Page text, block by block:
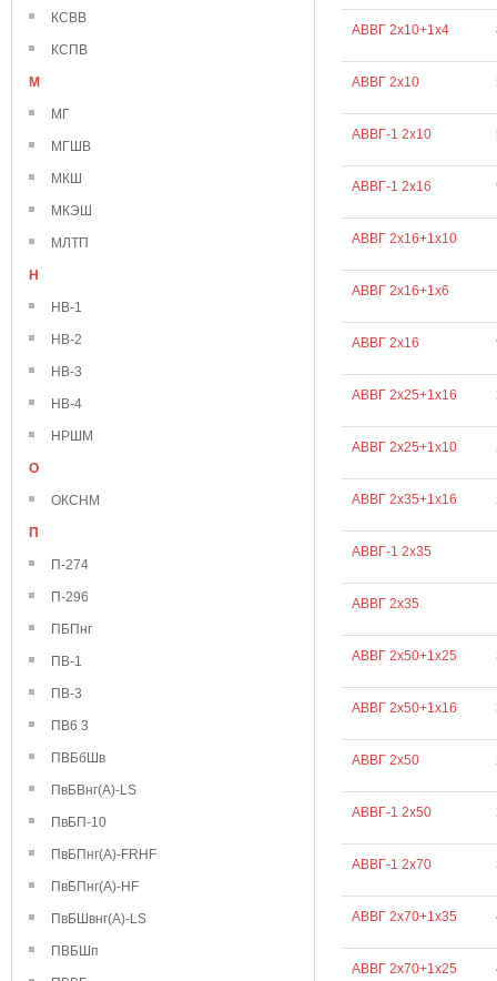
КСВВ
КСПВ
М
МГ
МГШВ
МКШ
МКЭШ
МЛТП
Н
НВ-1
НВ-2
НВ-3
НВ-4
НРШМ
О
ОКСНМ
П
П-274
П-296
ПБПнг
ПВ-1
ПВ-3
ПВ6 3
ПВБбШв
ПвБВнг(А)-LS
ПвБП-10
ПвБПнг(А)-FRHF
ПвБПнг(А)-HF
ПвБШвнг(А)-LS
ПВБШп
АВВГ 2х10+1х4
АВВГ 2х10
АВВГ-1 2х10
АВВГ-1 2х16
АВВГ 2х16+1х10
АВВГ 2х16+1х6
АВВГ 2х16
АВВГ 2х25+1х16
АВВГ 2х25+1х10
АВВГ 2х35+1х16
АВВГ-1 2х35
АВВГ 2х35
АВВГ 2х50+1х25
АВВГ 2х50+1х16
АВВГ 2х50
АВВГ-1 2х50
АВВГ-1 2х70
АВВГ 2х70+1х35
АВВГ 2х70+1х25